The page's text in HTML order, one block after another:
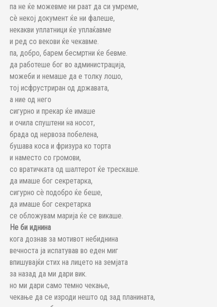
па не ќе можевме ни раат да си умреме,
сѐ некој документ ќе ни фалеше,
некакви уплатници ќе уплаќавме
и ред со векови ќе чекавме.
па, добро, барем бесмртни ќе бевме.
да работеше бог во администрација,
можеби и немаше да е толку лошо,
тој исфрустриран од државата,
а ние од него
сигурно и прекар ќе имаше
и очила спуштени на носот,
брада од нервоза побелена,
бушава коса и фризура ко торта
и наместо со громови,
со вратичката од шалтерот ќе трескаше.
да имаше бог секретарка,
сигурно сѐ подобро ќе беше,
да имаше бог секретарка
се обложувам марија ќе се викаше.
Не би иднина
кога дознав за мотивот небиднина
вечноста ја испатував во еден миг
впишувајќи стих на лицето на земјата
за назад да ми дари вик.
но ми дари само темно чекање,
чекање да се изроди нешто од зад планината,